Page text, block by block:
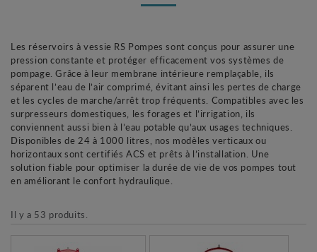
Les réservoirs à vessie RS Pompes sont conçus pour assurer une
pression constante et protéger efficacement vos systèmes de
pompage. Grâce à leur membrane intérieure remplaçable, ils
séparent l’eau de l’air comprimé, évitant ainsi les pertes de charge
et les cycles de marche/arrêt trop fréquents. Compatibles avec les
surpresseurs domestiques, les forages et l’irrigation, ils
conviennent aussi bien à l’eau potable qu’aux usages techniques.
Disponibles de 24 à 1000 litres, nos modèles verticaux ou
horizontaux sont certifiés ACS et prêts à l’installation. Une
solution fiable pour optimiser la durée de vie de vos pompes tout
en améliorant le confort hydraulique.
Il y a 53 produits.